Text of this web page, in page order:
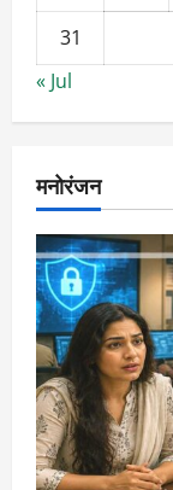
31
« Jul
मनोरंजन